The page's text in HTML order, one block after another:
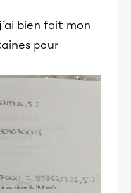
bien fait mon
pour